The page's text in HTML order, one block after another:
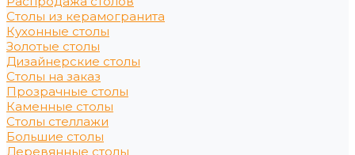
Столы из керамогранита
Кухонные столы
Золотые столы
Дизайнерские столы
Столы на заказ
Прозрачные столы
Каменные столы
Столы стеллажи
Большие столы
Деревянные столы